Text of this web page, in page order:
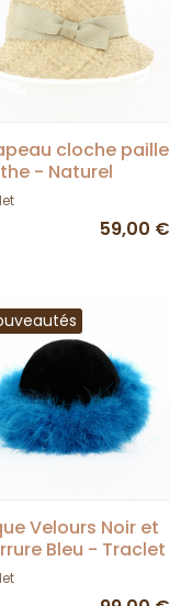
cloche paille
- Naturel
59,00 €
Velours Noir et
Bleu - Traclet